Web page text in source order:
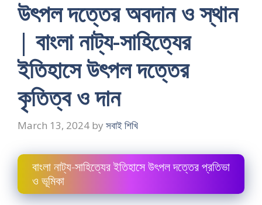
উৎপল দত্তের অবদান ও স্থান
| বাংলা নাট্য-সাহিত্যের
ইতিহাসে উৎপল দত্তের
কৃতিত্ব ও দান
March 13, 2024 by সবাই শিখি
বাংলা নাট্য-সাহিত্যের ইতিহাসে উৎপল দত্তের প্রতিভা
ও ভূমিকা